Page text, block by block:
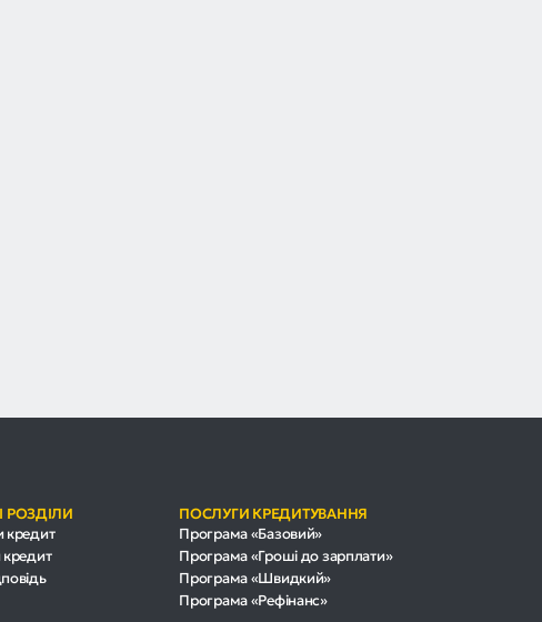
РОЗДІЛИ
кредит
кредит
ПОСЛУГИ КРЕДИТУВАННЯ
Програма «Базовий»
Програма «Гроші до зарплати»
Програма «Швидкий»
Програма «Рефінанс»